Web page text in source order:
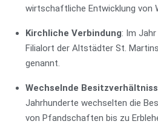
wirtschaftliche Entwicklung von
Kirchliche Verbindung: Im
Filialort der Altstädter St.
genannt.
Wechselnde
Jahrhunderte wechselten die
von Pfandschaften bis zu